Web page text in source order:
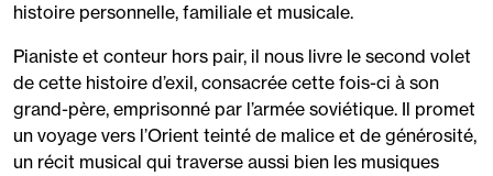
histoire personnelle, familiale et musicale.
Pianiste et conteur hors pair, il nous livre le second volet
de cette histoire d’exil, consacrée cette fois-ci à son
grand-père, emprisonné par l’armée soviétique. Il promet
un voyage vers l’Orient teinté de malice et de générosité,
un récit musical qui traverse aussi bien les musiques